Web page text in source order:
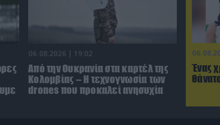
Ένας
06.08.2026 | 19:02
Από την Ουκρανία στα καρτέλ της
Κολομβίας – Η τεχνογνωσία των
drones που προκαλεί ανησυχία